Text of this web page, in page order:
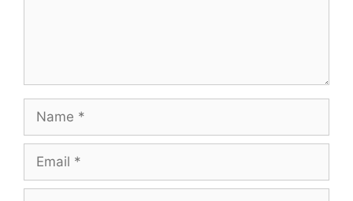
Name
Email